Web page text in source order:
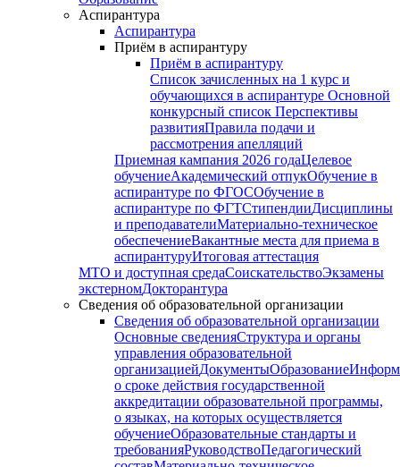
Аспирантура
Аспирантура
Приём в аспирантуру
Приём в аспирантуру
Список зачисленных на 1 курс и
обучающихся в аспирантуре Основной
конкурсный список Перспективы
развитияПравила подачи и
рассмотрения апелляций
Приемная кампания 2026 годаЦелевое
обучениеАкадемический отпукОбучение в
аспирантуре по ФГОСОбучение в
аспирантуре по ФГТСтипендииДисциплины
и преподавателиМатериально-техническое
обеспечениеВакантные места для приема в
аспирантуруИтоговая аттестация
МТО и доступная средаСоискательствоЭкзамены
экстерномДокторантура
Сведения об образовательной организации
Сведения об образовательной организации
Основные сведенияСтруктура и органы
управления образовательной
организациейДокументыОбразование
о сроке действия государственной
аккредитации образовательной программы,
о языках, на которых осуществляется
обучениеОбразовательные стандарты и
требованияРуководствоПедагогический